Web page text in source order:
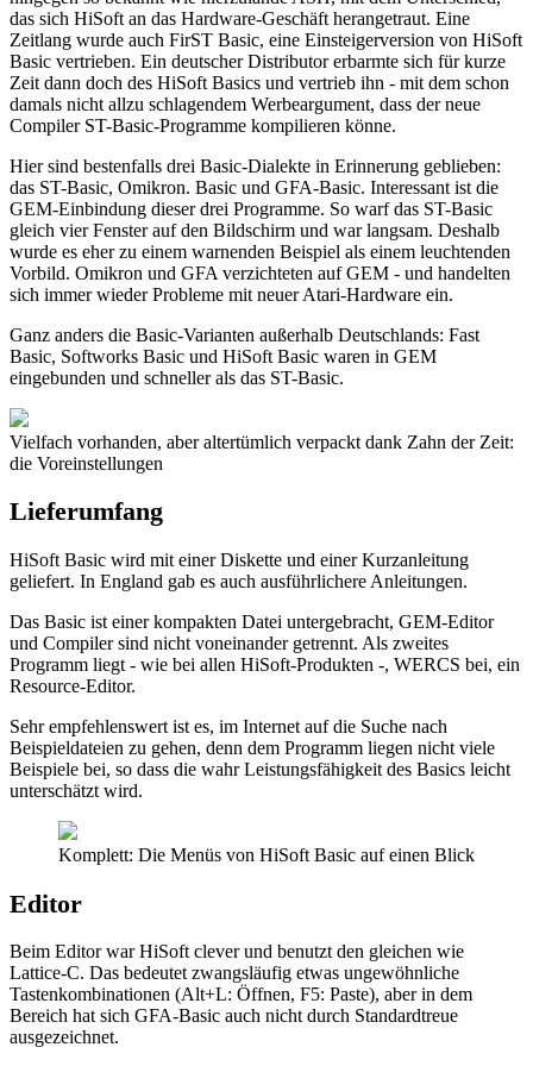
das sich HiSoft an das Hardware-Geschäft herangetraut. Eine
Zeitlang wurde auch FirST Basic, eine Einsteigerversion von HiSoft
Basic vertrieben. Ein deutscher Distributor erbarmte sich für kurze
Zeit dann doch des HiSoft Basics und vertrieb ihn - mit dem schon
damals nicht allzu schlagendem Werbeargument, dass der neue
Compiler ST-Basic-Programme kompilieren könne.
Hier sind bestenfalls drei Basic-Dialekte in Erinnerung geblieben:
das ST-Basic, Omikron. Basic und GFA-Basic. Interessant ist die
GEM-Einbindung dieser drei Programme. So warf das ST-Basic
gleich vier Fenster auf den Bildschirm und war langsam. Deshalb
wurde es eher zu einem warnenden Beispiel als einem leuchtenden
Vorbild. Omikron und GFA verzichteten auf GEM - und handelten
sich immer wieder Probleme mit neuer Atari-Hardware ein.
Ganz anders die Basic-Varianten außerhalb Deutschlands: Fast
Basic, Softworks Basic und HiSoft Basic waren in GEM
eingebunden und schneller als das ST-Basic.
Vielfach vorhanden, aber altertümlich verpackt dank Zahn der Zeit:
die Voreinstellungen
Lieferumfang
HiSoft Basic wird mit einer Diskette und einer Kurzanleitung
geliefert. In England gab es auch ausführlichere Anleitungen.
Das Basic ist einer kompakten Datei untergebracht, GEM-Editor
und Compiler sind nicht voneinander getrennt. Als zweites
Programm liegt - wie bei allen HiSoft-Produkten -, WERCS bei, ein
Resource-Editor.
Sehr empfehlenswert ist es, im Internet auf die Suche nach
Beispieldateien zu gehen, denn dem Programm liegen nicht viele
Beispiele bei, so dass die wahr Leistungsfähigkeit des Basics leicht
unterschätzt wird.
Komplett: Die Menüs von HiSoft Basic auf einen Blick
Editor
Beim Editor war HiSoft clever und benutzt den gleichen wie
Lattice-C. Das bedeutet zwangsläufig etwas ungewöhnliche
Tastenkombinationen (Alt+L: Öffnen, F5: Paste), aber in dem
Bereich hat sich GFA-Basic auch nicht durch Standardtreue
ausgezeichnet.